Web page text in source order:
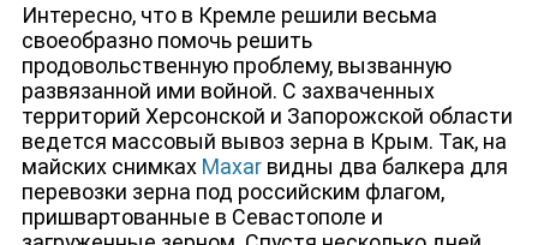
Интересно, что в Кремле решили весьма
своеобразно помочь решить
продовольственную проблему, вызванную
развязанной ими войной. С захваченных
территорий Херсонской и Запорожской области
ведется массовый вывоз зерна в Крым. Так, на
майских снимках Maxarвидны два балкера для
перевозки зерна под российским флагом,
пришвартованные в Севастополе и